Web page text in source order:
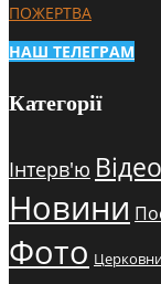
ПОЖЕРТВА
НАШ ТЕЛЕГРАМ
Категорії
Інтерв'ю Відео
Новини
Фото